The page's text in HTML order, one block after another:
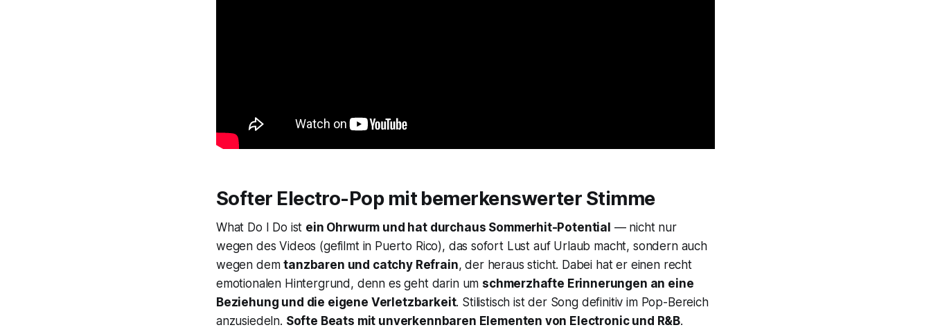
Softer Electro-Pop mit bemerkenswerter Stimme
What Do I Do ist ein Ohrwurm und hat durchaus Sommerhit-Potential — nicht nur
wegen des Videos (gefilmt in Puerto Rico), das sofort Lust auf Urlaub macht, sondern auch
wegen demtanzbaren und catchy Refrain, der heraus sticht. Dabei hat er einen recht
emotionalen Hintergrund, denn es geht darin um schmerzhafte Erinnerungen an eine
Beziehung und die eigene Verletzbarkeit. Stilistisch ist der Song definitiv im Pop-Bereich
anzusiedeln. Softe Beats mit unverkennbaren Elementen von Electronic und R&B.